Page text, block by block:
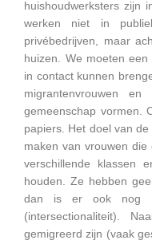
huishoudwerksters zijn
werken niet in
privébedrijven, maar
huizen. We moeten
in contact kunnen
migrantenvrouwen
gemeenschap vormen.
papiers. Het doel van
maken van vrouwen
verschillende klassen
houden. Ze hebben
dan is er ook nog
(intersectionaliteit).
gemigreerd zijn (vaak